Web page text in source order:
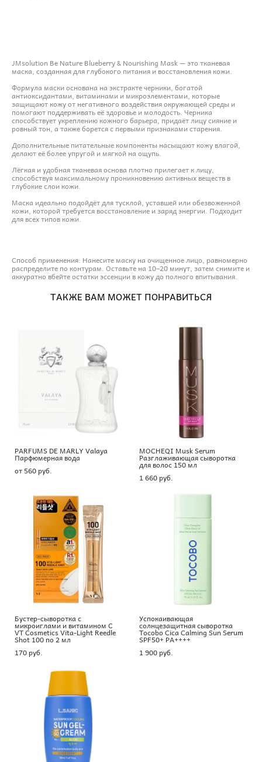
JMsolution Be Nature Blueberry & Nourishing Mask — это тканевая
маска, созданная для глубокого питания и восстановления кожи.
Формула маски основана на экстракте черники, богатой
антиоксидантами, витаминами и микроэлементами, которые
защищают кожу от негативного воздействия окружающей среды и
помогают поддерживать её здоровье и молодость. Черника
способствует укреплению кожного барьера, придаёт лицу сияние и
ровный тон, а также борется с первыми признаками старения.
Дополнительные питательные компоненты насыщают кожу влагой,
делают её более упругой и мягкой на ощупь.
Лёгкая и удобная тканевая основа плотно прилегает к лицу,
способствуя максимальному проникновению активных веществ в
глубокие слои кожи.
Маска идеально подойдёт для тусклой, уставшей или обезвоженной
кожи, которой требуется восстановление и заряд энергии. Подходит
для всех типов кожи.
Способ применения: Нанесите маску на очищенное лицо, равномерно
распределите по контурам. Оставьте на 10–20 минут, затем снимите и
аккуратно вбейте остатки эссенции в кожу до полного впитывания.
ТАКЖЕ ВАМ МОЖЕТ ПОНРАВИТЬСЯ
PARFUMS DE MARLY Valaya
Парфюмерная вода
от 560 pуб.
MOCHEQI Musk Serum
Разглаживающая сыворотка
для волос 150 мл
1 660 pуб.
Бустер-сыворотка с
микроиглами и витамином C
VT Cosmetics Vita-Light Reedle
Shot 100 по 2 мл
170 pуб.
Успокаивающая
солнцезащитная сыворотка
Tocobo Cica Calming Sun Serum
SPF50+ PA++++
1 900 pуб.